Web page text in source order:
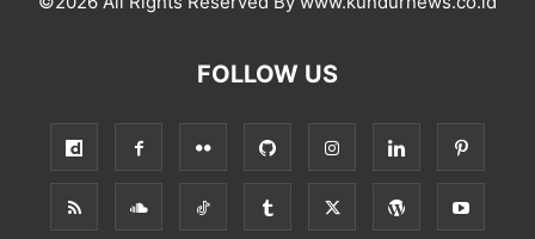
FOLLOW US